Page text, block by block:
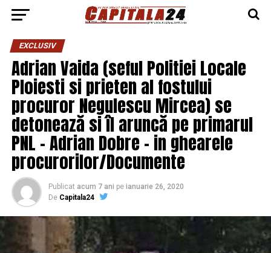
EXCLUSIV
Adrian Vaida (seful Politiei Locale
Ploiesti si prieten al fostului
procuror Negulescu Mircea) se
detonează si îl aruncă pe primarul
PNL – Adrian Dobre – in ghearele
procurorilor/Documente
Publicat acum 7 ani pe ianuarie 26, 2020
De Capitala24